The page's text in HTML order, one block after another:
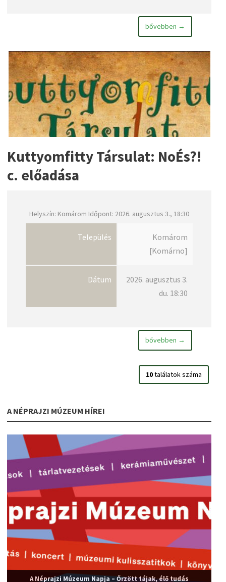
bővebben →
Kuttyomfitty Társulat: NoÉs?!
c. előadása
Helyszín: Komárom Időpont: 2026. augusztus 3., 18:30
Település
Komárom
[Komárno]
Dátum
2026. augusztus 3.
du. 18:30
bővebben →
10találatok száma
A NÉPRAJZI MÚZEUM HÍREI
A Néprajzi Múzeum Napja – Őrzött tájak, élő tudás